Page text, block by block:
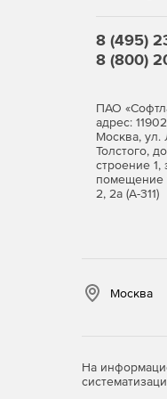
8 (495)
8 (800)
ПАО
адрес:
Москва, ул.
Толстого,
строение 1,
помещение
2, 2а (А-311)
Москва
На